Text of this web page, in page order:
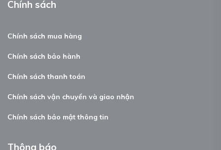
Chính sách
Chính sách mua hàng
Chính sách bảo hành
Chính sách thanh toán
Chính sách vận chuyển và giao nhận
Chính sách bảo mật thông tin
Thông báo